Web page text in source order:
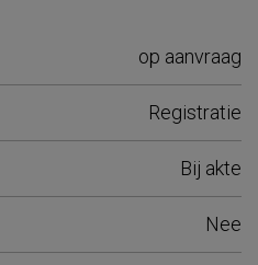
op aanvraag
Registratie
Bij akte
Nee